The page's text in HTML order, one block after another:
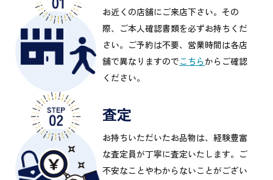
お近くの店舗にご来店下さい。その
際、ご本人確認書類を必ずお持ちくだ
さい。ご予約は不要、営業時間は各店
舗で異なりますのでこちらからご確認
ください。
査定
お持ちいただいたお品物は、経験豊富
な査定員が丁寧に査定いたします。ご
不安なことやわからないことがござい